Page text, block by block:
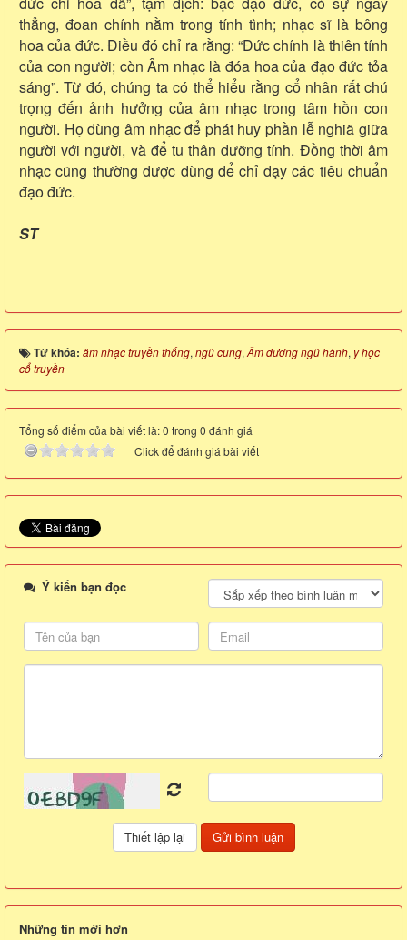
thẳng, đoan chính nằm trong tính tình; nhạc sĩ là bông
hoa của đức. Điều đó chỉ ra rằng: “Đức chính là thiên tính
của con người; còn Âm nhạc là đóa hoa của đạo đức tỏa
sáng”. Từ đó, chúng ta có thể hiểu rằng cổ nhân rất chú
trọng đến ảnh hưởng của âm nhạc trong tâm hồn con
người. Họ dùng âm nhạc để phát huy phần lễ nghiã giữa
người với người, và để tu thân dưỡng tính. Đồng thời âm
nhạc cũng thường được dùng để chỉ dạy các tiêu chuẩn
đạo đức.
ST
Từ khóa: âm nhạc truyền thống, ngũ cung, Âm dương ngũ hành, y học
cổ truyền
Tổng số điểm của bài viết là: 0 trong 0 đánh giá
Click để đánh giá bài viết
Ý kiến bạn đọc
Những tin mới hơn